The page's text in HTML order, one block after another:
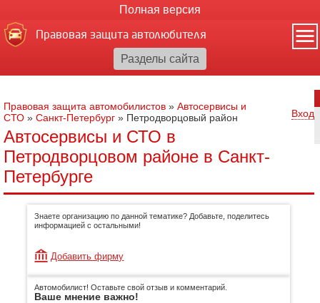
Полная версия
Правовая защита автолюбителя
Правовая защита автомобилистов » Автосервисы и
СТО » Санкт-Петербург » Петродворцовый район Вход
Автосервисы и СТО в
Петродворцовом районе в Санкт-
Петербурге
Знаете организацию по данной тематике? Добавьте, поделитесь
информацией с остальными!
Добавить фирму
Автомобилист! Оставьте свой отзыв и комментарий.
Ваше мнение важно!